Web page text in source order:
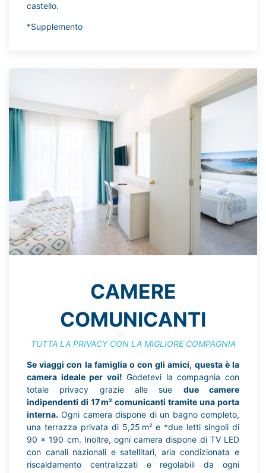
castello.
*Supplemento
CAMERE
COMUNICANTI
TUTTA LA PRIVACY CON LA MIGLIORE COMPAGNIA
Se viaggi con la famiglia o con gli amici, questa è la
camera ideale per voi! Godetevi la compagnia con
totale privacy grazie alle sue due camere
indipendenti di 17 m² comunicanti tramite una porta
interna. Ogni camera dispone di un bagno completo,
una terrazza privata di 5,25 m² e *due letti singoli di
90 x 190 cm. Inoltre, ogni camera dispone di TV LED
con canali nazionali e satellitari, aria condizionata e
riscaldamento centralizzati e regolabili da ogni